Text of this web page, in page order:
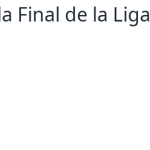
Final de la Liga